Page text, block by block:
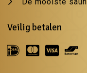
De mooiste
Veilig betalen